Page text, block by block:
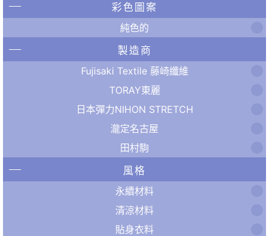
彩色圖案
純色的
製造商
Fujisaki Textile 藤崎纖維
TORAY東麗
日本彈力NIHON STRETCH
瀧定名古屋
田村駒
風格
永續材料
清涼材料
貼身衣料